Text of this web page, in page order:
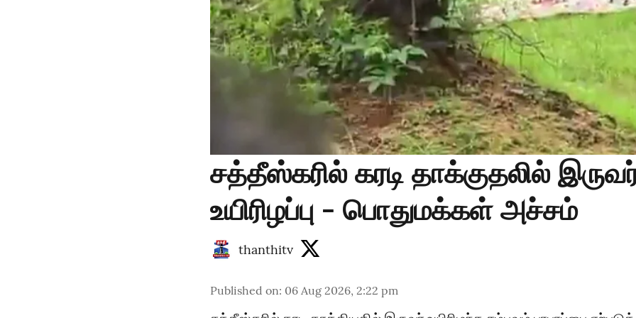
சத்தீஸ்கரில் கரடி தாக்குதலில்
உயிரிழப்பு - பொதுமக்கள் அச்சம்
thanthitv
Published on: 06 Aug 2026, 2:22 pm